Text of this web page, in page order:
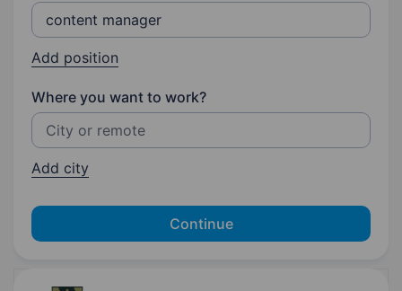
Add position
Where you want to work?
Add city
Continue